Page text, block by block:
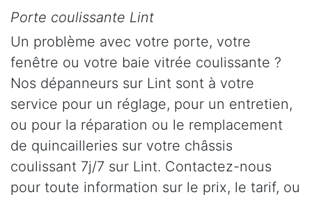
Porte coulissante Lint
Un problème avec votre porte, votre
fenêtre ou votre baie vitrée coulissante ?
Nos dépanneurs sur Lint sont à votre
service pour un réglage, pour un entretien,
ou pour la réparation ou le remplacement
de quincailleries sur votre châssis
coulissant 7j/7 sur Lint. Contactez-nous
pour toute information sur le prix, le tarif, ou